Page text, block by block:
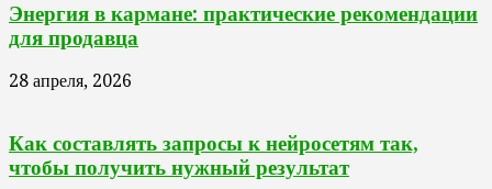
Энергия в кармане: практические рекомендации
для продавца
28 апреля, 2026
Как составлять запросы к нейросетям так,
чтобы получить нужный результат